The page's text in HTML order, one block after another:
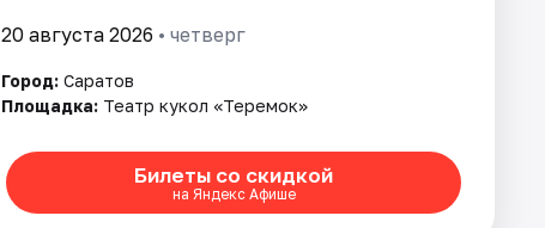
20 августа 2026 • четверг
Город: Саратов
Площадка: Театр кукол «Теремок»
Билеты со скидкой
на Яндекс Афише